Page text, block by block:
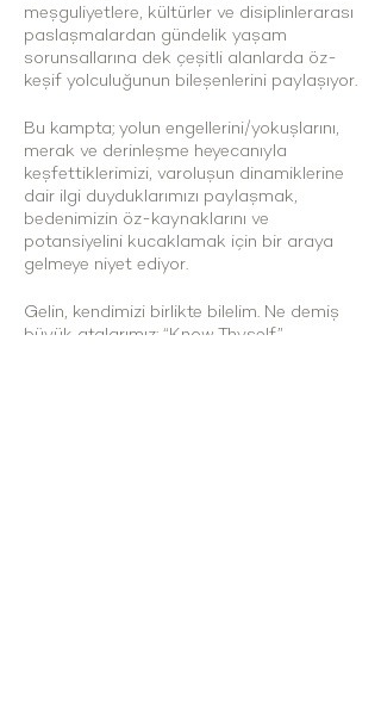
meşguliyetlere, kültürler ve disiplinlerarası
paslaşmalardan gündelik yaşam
sorunsallarına dek çeşitli alanlarda öz-
keşif yolculuğunun bileşenlerini paylaşıyor.
Bu kampta; yolun engellerini/yokuşlarını,
merak ve derinleşme heyecanıyla
keşfettiklerimizi, varoluşun dinamiklerine
dair ilgi duyduklarımızı paylaşmak,
bedenimizin öz-kaynaklarını ve
potansiyelini kucaklamak için bir araya
gelmeye niyet ediyor.
Gelin, kendimizi birlikte bilelim. Ne demiş
büyük atalarımız: “Know Thyself”